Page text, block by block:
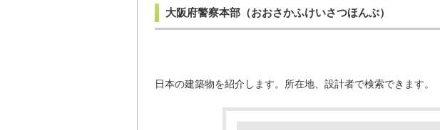
大阪府警察本部 （おおさかふけいさつほんぶ）
日本の建築物を紹介します。所在地、設計者で検索できます。